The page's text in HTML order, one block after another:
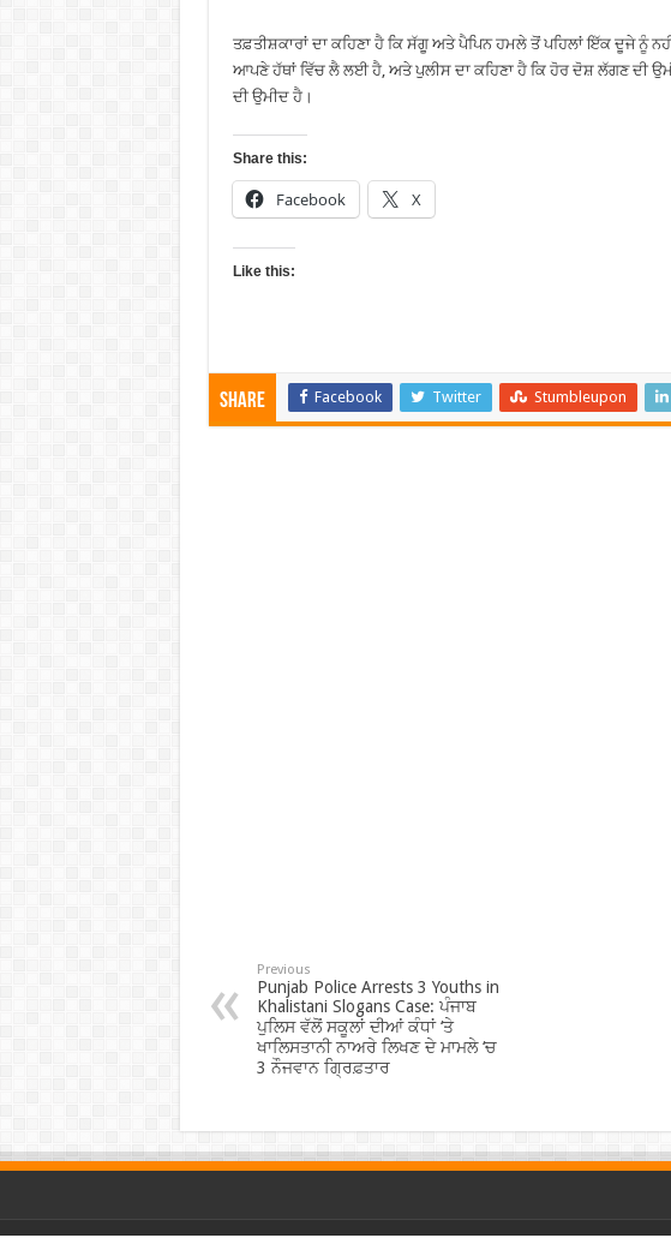
ਤਫ਼ਤੀਸ਼ਕਾਰਾਂ ਦਾ ਕਹਿਣਾ ਹੈ ਕਿ ਸੱਗੂ ਅਤੇ ਪੈਪਿਨ ਹਮਲੇ ਤੋਂ ਪਹਿਲਾਂ ਇੱਕ ਦੂਜੇ ਨੂੰ
ਆਪਣੇ ਹੱਥਾਂ ਵਿੱਚ ਲੈ ਲਈ ਹੈ, ਅਤੇ ਪੁਲੀਸ ਦਾ ਕਹਿਣਾ ਹੈ ਕਿ ਹੋਰ ਦੋਸ਼ ਲੱਗਣ ਦੀ
ਦੀ ਉਮੀਦ ਹੈ।
Share this:
Facebook X
Like this:
Share Facebook Twitter Stumbleupon
Previous
Punjab Police Arrests 3 Youths in
Khalistani Slogans Case: ਪੰਜਾਬ
ਪੁਲਿਸ ਵੱਲੋਂ ਸਕੂਲਾਂ ਦੀਆਂ ਕੰਧਾਂ ‘ਤੇ
ਖਾਲਿਸਤਾਨੀ ਨਾਅਰੇ ਲਿਖਣ ਦੇ ਮਾਮਲੇ ‘ਚ
3 ਨੌਜਵਾਨ ਗ੍ਰਿਫ਼ਤਾਰ